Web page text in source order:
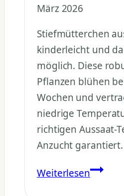
März 2026
Stiefmütterchen
kinderleicht und
möglich. Diese
Pflanzen blühen
Wochen und
niedrige
richtigen Aussaat-
Anzucht garantiert.
Weiterlesen